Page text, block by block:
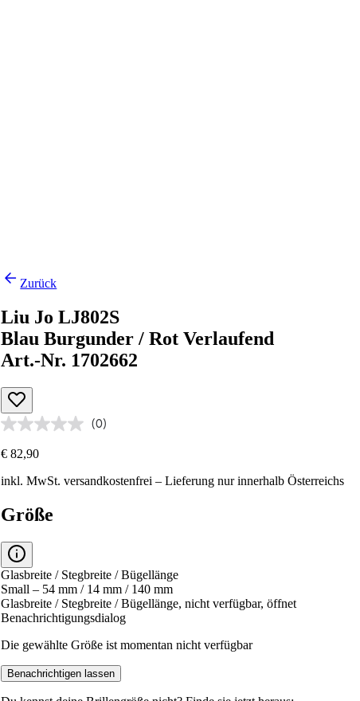
Zurück
Liu Jo LJ802S
Blau Burgunder / Rot Verlaufend
Art.-Nr. 1702662
(0)
€ 82,90
inkl. MwSt.versandkostenfrei – Lieferung nur innerhalb Österreichs
Größe
Glasbreite / Stegbreite / Bügellänge
Small – 54 mm / 14 mm / 140 mm
Glasbreite / Stegbreite / Bügellänge, nicht verfügbar, öffnet
Benachrichtigungsdialog
Die gewählte Größe ist momentan nicht verfügbar
Benachrichtigen lassen